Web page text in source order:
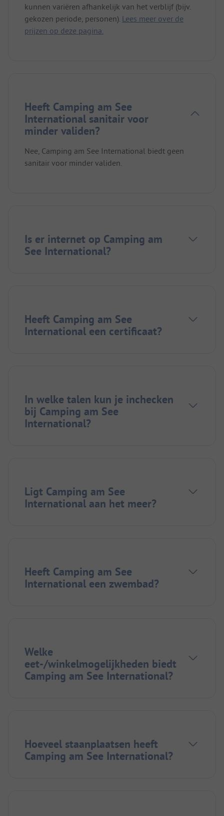
kunnen variëren afhankelijk van het verblijf (bijv.
gekozen periode, personen). Lees meer over de
prijzen op deze pagina.
Heeft Camping am See
International sanitair voor
minder validen?
Nee, Camping am See International biedt geen
sanitair voor minder validen.
Is er internet op Camping am
See International?
Heeft Camping am See
International een certificaat?
In welke talen kun je inchecken
bij Camping am See
International?
Ligt Camping am See
International aan het meer?
Heeft Camping am See
International een zwembad?
Welke
eet-/winkelmogelijkheden biedt
Camping am See International?
Hoeveel staanplaatsen heeft
Camping am See International?